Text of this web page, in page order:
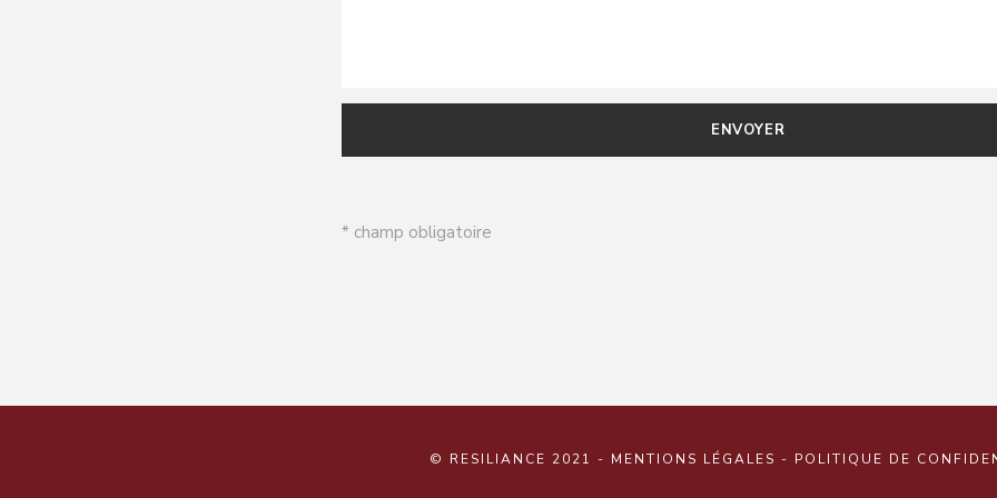
* champ obligatoire
© RESILIANCE 2021 - MENTIONS LÉGALES - POLITIQUE DE